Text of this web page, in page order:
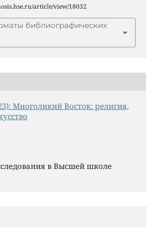
article/view/18032
библиографических
Многоликий Восток: религия,
в Высшей школе